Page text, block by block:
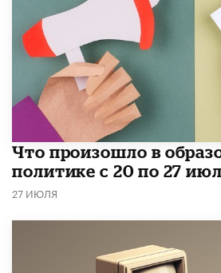
​Что произошло в
политике с 20 по 27
27 ИЮЛЯ